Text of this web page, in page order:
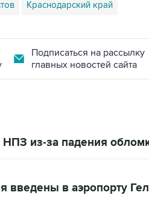
Краснодарский край
Подписаться на рассылку
главных новостей сайта
НПЗ из-за падения
введены в аэропорту